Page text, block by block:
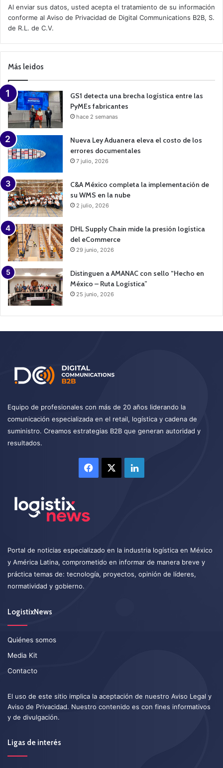
v
e
a
m
a
n
Al enviar sus datos, usted acepta el tratamiento de su información
conforme al Aviso de Privacidad de Digital Communications B2B, S.
de R.L. de C.V.
Más leidos
GS1 detecta una brecha logística entre las
PyMEs fabricantes
hace 2 semanas
Nueva Ley Aduanera eleva el costo de los
errores documentales
7 julio, 2026
C&A México completa la implementación de
su WMS en la nube
2 julio, 2026
DHL Supply Chain mide la presión logística
del eCommerce
29 junio, 2026
Distinguen a AMANAC con sello “Hecho en
México – Ruta Logística”
25 junio, 2026
Equipo de profesionales con más de 20 años liderando la
comunicación especializada en el retail, logística y cadena de
suministro. Creamos estrategias B2B que generan autoridad y
resultados.
Facebook LinkedIn
Portal de noticias especializado en la industria logística en México
y América Latina, comprometido en informar de manera breve y
práctica temas de: tecnología, proyectos, opinión de líderes,
normatividad y gobierno.
LogistixNews
Quiénes somos
Media Kit
Contacto
El uso de este sitio implica la aceptación de nuestro Aviso Legal y
Aviso de Privacidad. Nuestro contenido es con fines informativos
y de divulgación.
Ligas de interés